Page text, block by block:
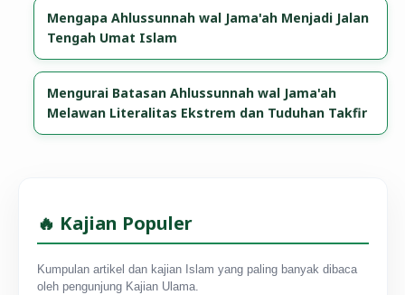
Mengapa Ahlussunnah wal Jama'ah Menjadi Jalan
Tengah Umat Islam
Mengurai Batasan Ahlussunnah wal Jama'ah
Melawan Literalitas Ekstrem dan Tuduhan Takfir
🔥 Kajian Populer
Kumpulan artikel dan kajian Islam yang paling banyak dibaca
oleh pengunjung Kajian Ulama.